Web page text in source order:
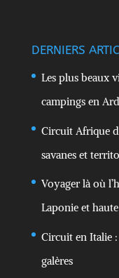
DERNIERS
Les plus beaux
campings en
Circuit Afrique
savanes et
Voyager là où
Laponie et
Circuit en Italie
galères